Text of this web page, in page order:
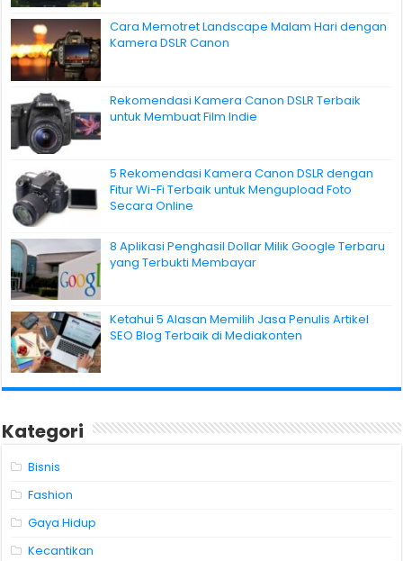
Cara Memotret Landscape Malam Hari dengan
Kamera DSLR Canon
Rekomendasi Kamera Canon DSLR Terbaik
untuk Membuat Film Indie
5 Rekomendasi Kamera Canon DSLR dengan
Fitur Wi-Fi Terbaik untuk Mengupload Foto
Secara Online
8 Aplikasi Penghasil Dollar Milik Google Terbaru
yang Terbukti Membayar
Ketahui 5 Alasan Memilih Jasa Penulis Artikel
SEO Blog Terbaik di Mediakonten
Kategori
Bisnis
Fashion
Gaya Hidup
Kecantikan